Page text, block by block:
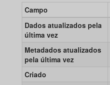
Campo
Dados atualizados pela
última vez
Metadados atualizados
pela última vez
Criado